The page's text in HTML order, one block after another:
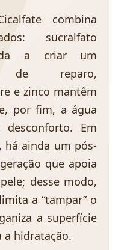
combina
sucralfato
a criar um
de reparo,
e zinco mantêm
por fim, a água
Em
há ainda um pós-
que apoia
desse modo,
a “tampar” o
a superfície
a hidratação.